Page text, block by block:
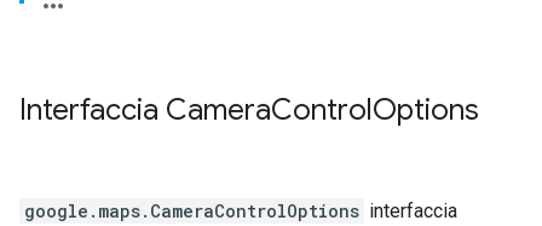
Interfaccia CameraControlOptions
google.maps. CameraControlOptions interfaccia